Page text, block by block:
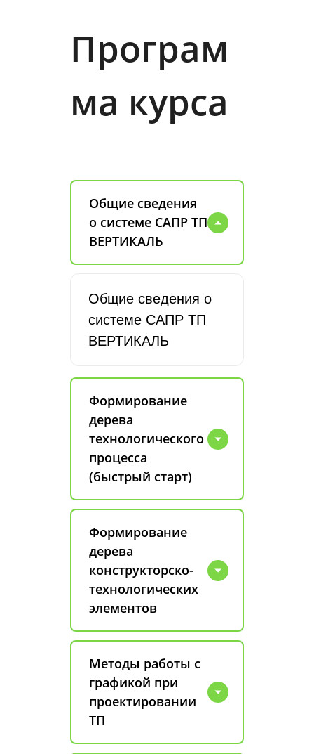
Програм
ма курса
Общие сведения
о системе САПР ТП
ВЕРТИКАЛЬ
Общие сведения о
системе САПР ТП
ВЕРТИКАЛЬ
Формирование
дерева
технологического
процесса
(быстрый старт)
Формирование
дерева
конструкторско-
технологических
элементов
Методы работы с
графикой при
проектировании
ТП